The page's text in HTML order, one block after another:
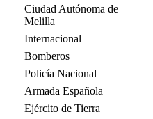
Ciudad Autónoma de
Melilla
Internacional
Bomberos
Policía Nacional
Armada Española
Ejército de Tierra